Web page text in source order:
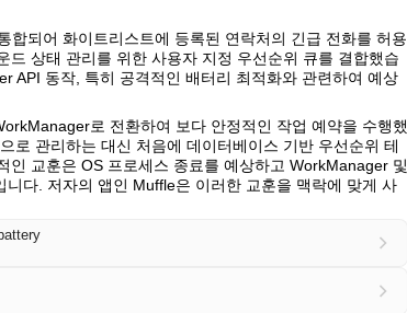
되어 화이트리스트에 등록된 연락처의 긴급 전화를 허용
상태 관리를 위한 사용자 지정 우선순위 큐를 결합했습
API 동작, 특히 공격적인 배터리 최적화와 관련하여 예상
로 전환하여 보다 안정적인 작업 예약을 수행했
로 관리하는 대신 처음에 데이터베이스 기반 우선순위 테
교훈은 OS 프로세스 종료를 예상하고 WorkManager 및
다. 저자의 앱인 Muffle은 이러한 교훈을 맥락에 맞게 사